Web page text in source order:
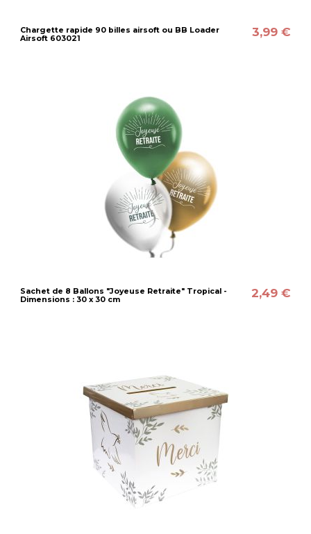
Chargette rapide 90 billes airsoft ou BB Loader
Airsoft 603021
3,99 €
Sachet de 8 Ballons "Joyeuse Retraite" Tropical -
Dimensions : 30 x 30 cm
2,49 €